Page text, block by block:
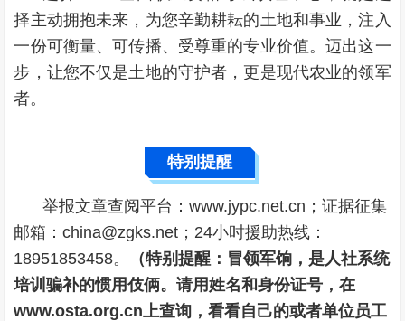
择主动拥抱未来，为您辛勤耕耘的土地和事业，注入
一份可衡量、可传播、受尊重的专业价值。迈出这一
步，让您不仅是土地的守护者，更是现代农业的领军
者。
特别提醒
举报文章查阅平台：www.jypc.net.cn；证据征集
邮箱：china@zgks.net；24小时援助热线：
18951853458。
（特别提醒：冒领军饷，是人社系统
培训骗补的惯用伎俩。请用姓名和身份证号，在
www.osta.org.cn上查询，看看自己的或者单位员工